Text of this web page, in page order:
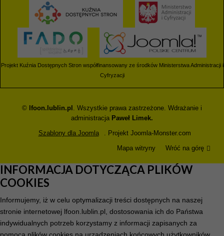
Projekt Kuźnia Dostępnych Stron współfinansowany ze środków Ministerstwa Administracji i
Cyfryzacji
© lfoon.lublin.pl . Wszystkie prawa zastrzeżone. Wdrażanie i
administracja Paweł Limek.
Szablony dla Joomla
. Projekt Joomla-Monster.com
Mapa witryny
Wróć na górę
INFORMACJA DOTYCZĄCA PLIKÓW
COOKIES
Informujemy, iż w celu optymalizacji treści dostępnych na naszej
stronie internetowej lfoon.lublin.pl, dostosowania ich do Państwa
indywidualnych potrzeb korzystamy z informacji zapisanych za